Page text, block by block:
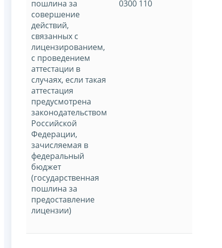
пошлина за
совершение
действий,
связанных с
лицензированием,
с проведением
аттестации в
случаях, если такая
аттестация
предусмотрена
законодательством
Российской
Федерации,
зачисляемая в
федеральный
бюджет
(государственная
пошлина за
предоставление
лицензии)
0300 110